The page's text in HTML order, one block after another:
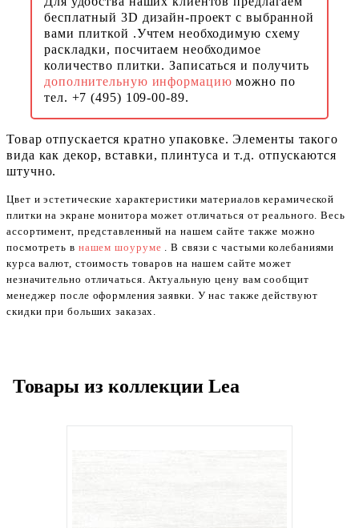
бесплатный 3D дизайн-проект с выбранной
вами плиткой .Учтем необходимую схему
раскладки, посчитаем необходимое
количество плитки. Записаться и получить
дополнительную информациюможно по
тел. +7 (495) 109-00-89.
Товар отпускается кратно упаковке. Элементы такого
вида как декор, вставки, плинтуса и т.д. отпускаются
штучно.
Цвет и эстетические характеристики материалов керамической
плитки на экране монитора может отличаться от реального. Весь
ассортимент, представленный на нашем сайте также можно
посмотреть в нашем шоуруме . В связи с частыми колебаниями
курса валют, стоимость товаров на нашем сайте может
незначительно отличаться. Актуальную цену вам сообщит
менеджер после оформления заявки. У нас также действуют
скидки при больших заказах.
Товары из коллекции Lea